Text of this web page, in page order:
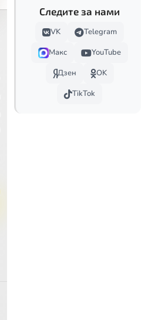
Следите за нами
VK
Telegram
Макс
YouTube
Дзен
OK
TikTok